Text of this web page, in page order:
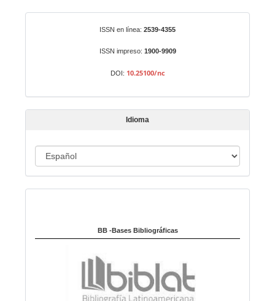
a
t
í
o
ISSN en línea: 2539-4355
ISSN impreso: 1900-9909
DOI: 10.25100/nc
Idioma
d
a
BB -Bases Bibliográficas